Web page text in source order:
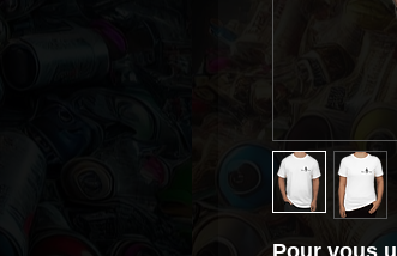
Pour vous